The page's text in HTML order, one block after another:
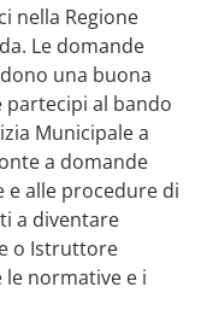
nella Regione
Le domande
una buona
partecipi al bando
Municipale a
a domande
e alle procedure di
a diventare
o Istruttore
le normative e i